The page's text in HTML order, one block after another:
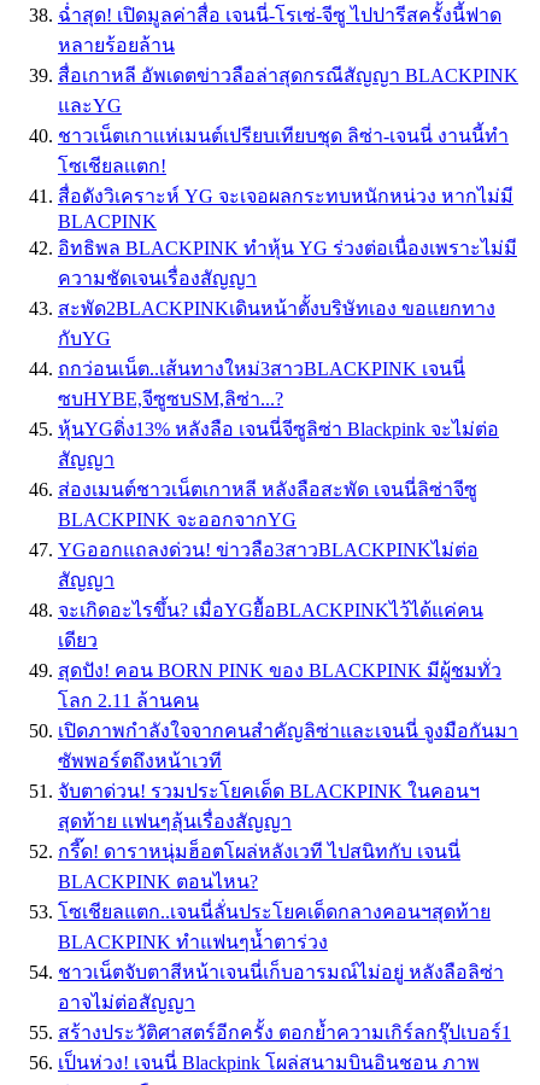
ฉ่ำสุด! เปิดมูลค่าสื่อ เจนนี่-โรเซ่-จีซู ไปปารีสครั้งนี้ฟาด
หลายร้อยล้าน
สื่อเกาหลี อัพเดตข่าวลือล่าสุดกรณีสัญญา BLACKPINK
และYG
ชาวเน็ตเกาเเห่เมนต์เปรียบเทียบชุด ลิซ่า-เจนนี่ งานนี้ทำ
โซเชียลเเตก!
สื่อดังวิเคราะห์ YG จะเจอผลกระทบหนักหน่วง หากไม่มี
BLACPINK
อิทธิพล BLACKPINK ทำหุ้น YG ร่วงต่อเนื่องเพราะไม่มี
ความชัดเจนเรื่องสัญญา
สะพัด2BLACKPINKเดินหน้าตั้งบริษัทเอง ขอแยกทาง
กับYG
ถกว่อนเน็ต..เส้นทางใหม่3สาวBLACKPINK เจนนี่
ซบHYBE,จีซูซบSM,ลิซ่า...?
หุ้นYGดิ่ง13% หลังลือ เจนนี่จีซูลิซ่า Blackpink จะไม่ต่อ
สัญญา
ส่องเมนต์ชาวเน็ตเกาหลี หลังลือสะพัด เจนนี่ลิซ่าจีซู
BLACKPINK จะออกจากYG
YGออกแถลงด่วน! ข่าวลือ3สาวBLACKPINKไม่ต่อ
สัญญา
จะเกิดอะไรขึ้น? เมื่อYGยื้อBLACKPINKไว้ได้แค่คน
เดียว
สุดปัง! คอน BORN PINK ของ BLACKPINK มีผู้ชมทั่ว
โลก 2.11 ล้านคน
เปิดภาพกำลังใจจากคนสำคัญลิซ่าและเจนนี่ จูงมือกันมา
ซัพพอร์ตถึงหน้าเวที
จับตาด่วน! รวมประโยคเด็ด BLACKPINK ในคอนฯ
สุดท้าย เเฟนๆลุ้นเรื่องสัญญา
กรี๊ด! ดาราหนุ่มฮ็อตโผล่หลังเวที ไปสนิทกับ เจนนี่
BLACKPINK ตอนไหน?
โซเชียลแตก..เจนนี่ลั่นประโยคเด็ดกลางคอนฯสุดท้าย
BLACKPINK ทำแฟนๆน้ำตาร่วง
ชาวเน็ตจับตาสีหน้าเจนนี่เก็บอารมณ์ไม่อยู่ หลังลือลิซ่า
อาจไม่ต่อสัญญา
สร้างประวัติศาสตร์อีกครั้ง ตอกย้ำความเกิร์ลกรุ๊ปเบอร์1
เป็นห่วง! เจนนี่ Blackpink โผล่สนามบินอินชอน ภาพ